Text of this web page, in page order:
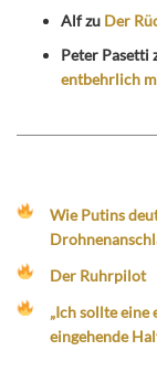
Alfzu Der
Peter Pasetti
entbehrlich
Wie Putins
Der Ruhrpilot
„Ich sollte
eingehende